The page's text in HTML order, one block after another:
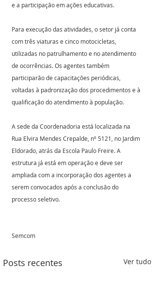
e a participação em ações educativas.
Para execução das atividades, o setor já conta
com três viaturas e cinco motocicletas,
utilizadas no patrulhamento e no atendimento
de ocorrências. Os agentes também
participarão de capacitações periódicas,
voltadas à padronização dos procedimentos e à
qualificação do atendimento à população.
A sede da Coordenadoria está localizada na
Rua Elvira Mendes Crepalde, nº 5121, no Jardim
Eldorado, atrás da Escola Paulo Freire. A
estrutura já está em operação e deve ser
ampliada com a incorporação dos agentes a
serem convocados após a conclusão do
processo seletivo.
Semcom
Posts recentes Ver tudo